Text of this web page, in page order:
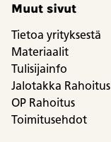
Muut sivut
Tietoa yrityksestä
Materiaalit
Tulisijainfo
Jalotakka Rahoitus
OP Rahoitus
Toimitusehdot